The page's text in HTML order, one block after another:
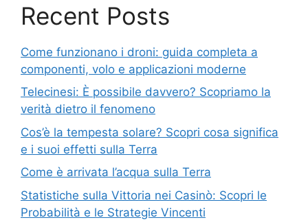
Recent Posts
Come funzionano i droni: guida completa a
componenti, volo e applicazioni moderne
Telecinesi: È possibile davvero? Scopriamo la
verità dietro il fenomeno
Cos’è la tempesta solare? Scopri cosa significa
e i suoi effetti sulla Terra
Come è arrivata l’acqua sulla Terra
Statistiche sulla Vittoria nei Casinò: Scopri le
Probabilità e le Strategie Vincenti